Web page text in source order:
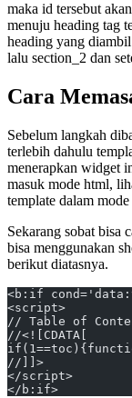
maka id tersebut
menuju heading tag
heading yang
lalu section_2 dan
Cara
Sebelum langkah
terlebih dahulu
menerapkan widget
masuk mode html,
template dalam
Sekarang sobat bisa
bisa menggunakan
berikut diatasnya.
<b:if
<script>
// Table of
//<![CDATA[
//]]>
</script>
</b:if>